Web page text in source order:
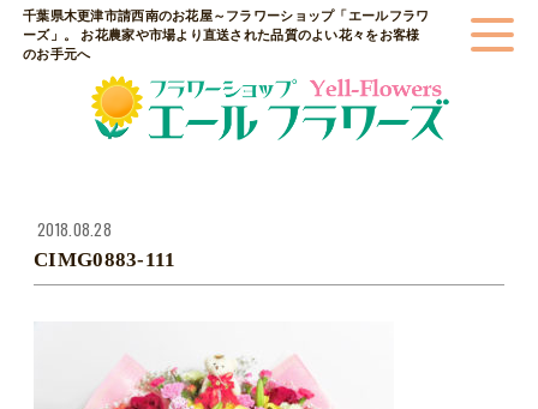
千葉県木更津市請西南のお花屋～フラワーショップ「エールフラワ
ーズ」。 お花農家や市場より直送された品質のよい花々をお客様
のお手元へ
2018.08.28
CIMG0883-111